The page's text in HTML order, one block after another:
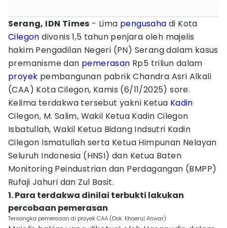
Serang, IDN Times - Lima pengusaha di Kota
Cilegon divonis 1,5 tahun penjara oleh majelis
hakim Pengadilan Negeri (PN) Serang dalam kasus
premanisme dan pemerasan Rp5 triliun dalam
proyek pembangunan pabrik Chandra Asri Alkali
(CAA) Kota Cilegon, Kamis (6/11/2025) sore.
Kelima terdakwa tersebut yakni Ketua Kadin
Cilegon, M. Salim, Wakil Ketua Kadin Cilegon
Isbatullah, Wakil Ketua Bidang Indsutri Kadin
Cilegon Ismatullah serta Ketua Himpunan Nelayan
Seluruh Indonesia (HNSI) dan Ketua Baten
Monitoring Peindustrian dan Perdagangan (BMPP)
Rufaji Jahuri dan Zul Basit.
1. Para terdakwa dinilai terbukti lakukan
percobaan pemerasan
Tersangka pemerasan di proyek CAA (Dok. Khaerul Anwar)